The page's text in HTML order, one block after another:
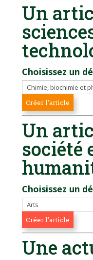
Un
Choisissez un
Un
société
Choisissez un
Une